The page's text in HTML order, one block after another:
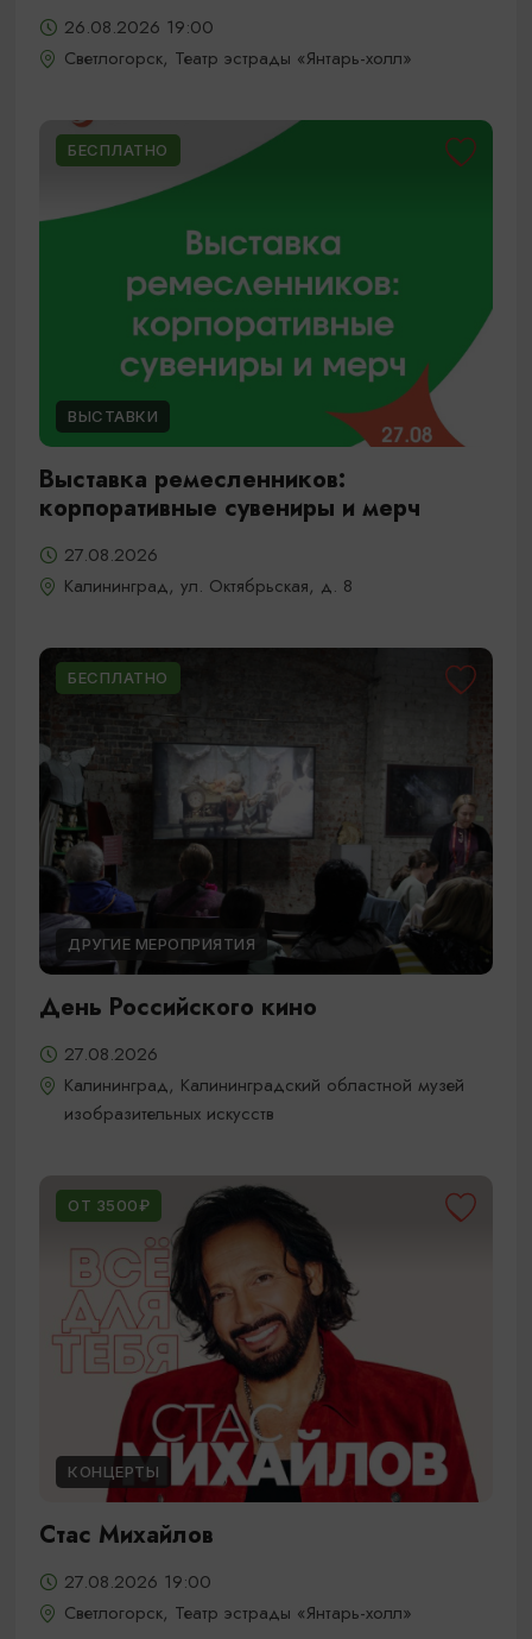
26.08.2026 19:00
Светлогорск, Театр эстрады «Янтарь-холл»
БЕСПЛАТНО
ВЫСТАВКИ
Выставка ремесленников:
корпоративные сувениры и мерч
27.08.2026
Калининград, ул. Октябрьская, д. 8
БЕСПЛАТНО
ДРУГИЕ МЕРОПРИЯТИЯ
День Российского кино
27.08.2026
Калининград, Калининградский областной музей
изобразительных искусств
ОТ 3500₽
КОНЦЕРТЫ
Стас Михайлов
27.08.2026 19:00
Светлогорск, Театр эстрады «Янтарь-холл»